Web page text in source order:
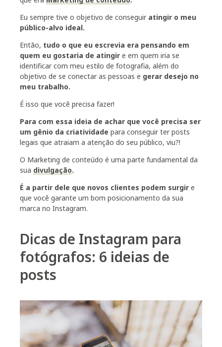
Eu sempre tive o objetivo de conseguir atingir o meu
público-alvo ideal.
Então, tudo o que eu escrevia era pensando em
quem eu gostaria de atingir e em quem iria se
identificar com meu estilo de fotografia, além do
objetivo de se conectar as pessoas e gerar desejo no
meu trabalho.
É isso que você precisa fazer!
Para com essa ideia de achar que você precisa ser
um gênio da criatividade para conseguir ter posts
legais que atraiam a atenção do seu público, viu?!
O Marketing de conteúdo é uma parte fundamental da
sua divulgação.
É a partir dele que novos clientes podem surgir e
que você garante um bom posicionamento da sua
marca no Instagram.
Dicas de Instagram para
fotógrafos: 6 ideias de
posts